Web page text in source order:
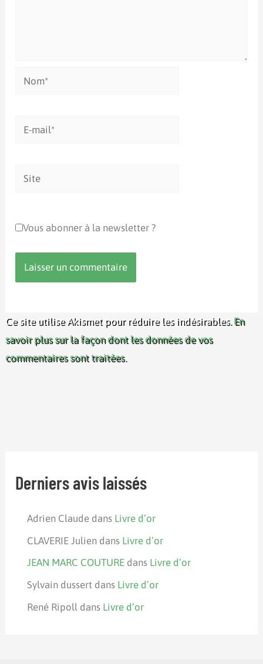
Nom*
Site
Vous abonner à la newsletter ?
Ce site utilise Akismet pour réduire les indésirables. En
savoir plus sur la façon dont les données de vos
commentaires sont traitées.
Derniers avis laissés
Adrien Claude dans Livre d’or
CLAVERIE Julien dans Livre d’or
JEAN MARC COUTURE dans Livre d’or
Sylvain dussert dans Livre d’or
René Ripoll dans Livre d’or